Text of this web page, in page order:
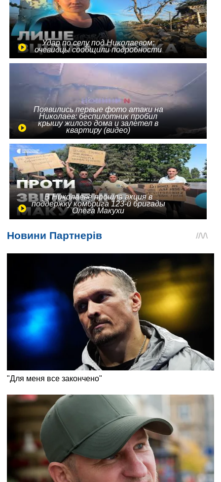
Удар по селу под Николаевом:
очевидцы сообщили подробности
Появились первые фото атаки на
Николаев: беспилотник пробил
крышу жилого дома и залетел в
квартиру (видео)
В Николаеве прошла акция в
поддержку комбрига 123-й бригады
Олега Макухи